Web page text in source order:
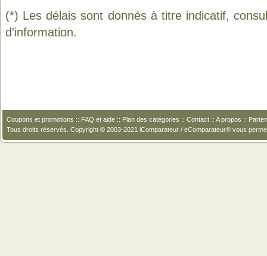
(*) Les délais sont donnés à titre indicatif,
d'information.
Coupons et promotions :: FAQ et aide :: Plan des catégories :: Contact :: A propos ::
Tous droits réservés. Copyright © 2003-2021 iComparateur / eComparateur® vous